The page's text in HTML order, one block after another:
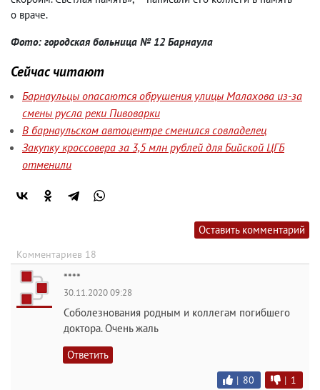
о враче.
Фото: городская больница № 12 Барнаула
Сейчас читают
Барнаульцы опасаются обрушения улицы Малахова из-за
смены русла реки Пивоварки
В барнаульском автоцентре сменился совладелец
Закупку кроссовера за 3,5 млн рублей для Бийской ЦГБ
отменили
Оставить комментарий
Комментариев 18
****
30.11.2020 09:28
Соболезнования родным и коллегам погибшего
доктора. Очень жаль
Ответить
| 80 | 1